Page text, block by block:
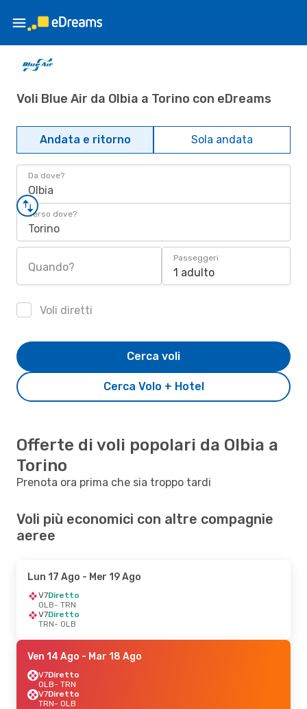
Voli Blue Air da Olbia a Torino con eDreams
Andata e ritorno Sola andata
Da dove?
Olbia
Verso dove?
Torino
Quando?
Passeggeri
1 adulto
Voli diretti
Cerca Volo + Hotel
Cerca voli
Offerte di voli popolari da Olbia a
Torino
Prenota ora prima che sia troppo tardi
Voli più economici con altre compagnie
aeree
Lun 17 Ago - Mer 19 Ago
V7Diretto
OLB- TRN
V7Diretto
TRN- OLB
Ven 14 Ago - Mar 18 Ago
V7Diretto
OLB- TRN
V7Diretto
TRN- OLB